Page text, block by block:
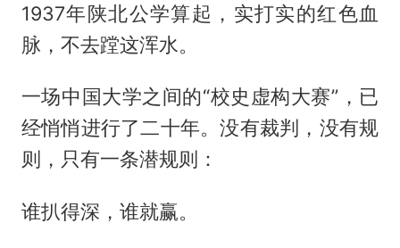
1937年陕北公学算起，实打实的红色血
脉，不去蹚这浑水。
一场中国大学之间的“校史虚构大赛”，已
经悄悄进行了二十年。没有裁判，没有规
则，只有一条潜规则：
谁扒得深，谁就赢。